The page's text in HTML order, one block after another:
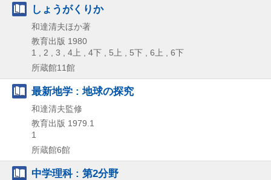
しょうがくりか
和達清夫ほか著
教育出版 1980
1 , 2 , 3 , 4上 , 4下 , 5上 , 5下 , 6上 , 6下
所蔵館11館
最新地学 : 地球の探究
和達清夫監修
教育出版 1979.1
1
所蔵館6館
中学理科 : 第2分野